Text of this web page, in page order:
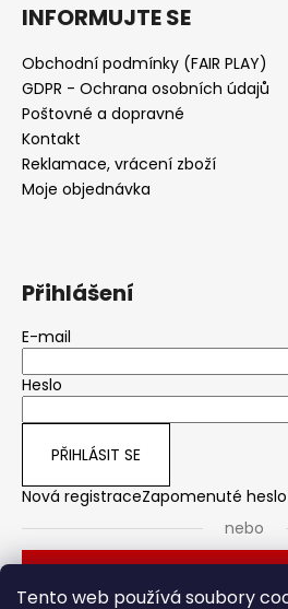
Tento web používá soubory
INFORMUJTE SE
Obchodní podmínky (FAIR PLAY)
GDPR - Ochrana osobních údajů
Poštovné a dopravné
Kontakt
Reklamace, vrácení zboží
Moje objednávka
Přihlášení
E-mail
Heslo
PŘIHLÁSIT SE
Nová registraceZapomenuté heslo
nebo